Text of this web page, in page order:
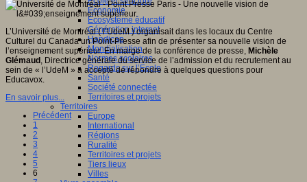
Economie
Ecosystème éducatif
Génération internet
Handicap
Mondialisation
Normes scolaires
Regards sur l’Ecole
Santé
Société connectée
Territoires et projets
Territoires
Europe
International
Régions
Ruralité
Territoires et projets
Tiers lieux
Villes
L’Université de Montréal ( l’UdeM ) organisait dans les locaux du Centre
Culturel du Canada un Point-Presse afin de présenter sa nouvelle vision de
l’enseignement supérieur. En marge de la conférence de presse, Michèle
Glémaud , Directrice générale du service de l’admission et du recrutement au
sein de « l’UdeM » a accepté de répondre à quelques questions pour
Educavox.
En savoir plus...
Précédent
1
2
3
4
5
6